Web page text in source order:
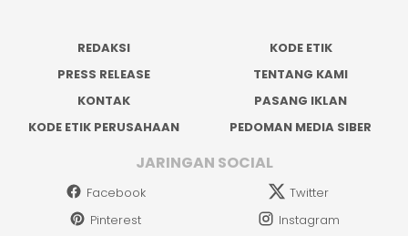
REDAKSI
KODE ETIK
PRESS RELEASE
TENTANG KAMI
KONTAK
PASANG IKLAN
KODE ETIK PERUSAHAAN
PEDOMAN MEDIA SIBER
JARINGAN SOCIAL
Facebook
Twitter
Pinterest
Instagram